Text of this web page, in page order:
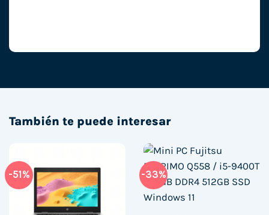
También te puede interesar
-51% -33%